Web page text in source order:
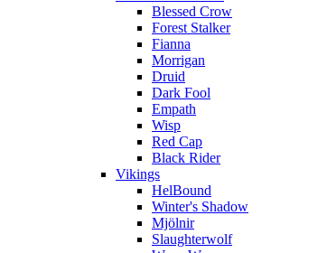
Blessed Crow
Forest Stalker
Fianna
Morrigan
Druid
Dark Fool
Empath
Wisp
Red Cap
Black Rider
Vikings
HelBound
Winter's Shadow
Mjölnir
Slaughterwolf